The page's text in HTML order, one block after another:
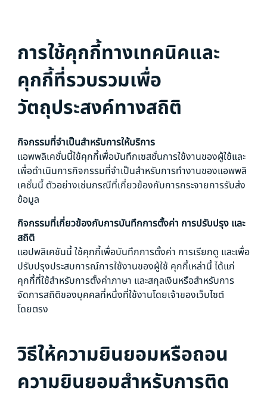
การใช้คุกกี้ทางเทคนิคและ
คุกกี้ที่รวบรวมเพื่อ
วัตถุประสงค์ทางสถิติ
กิจกรรมที่จำเป็นสำหรับการให้บริการ
แอพพลิเคชั่นนี้ใช้คุกกี้เพื่อบันทึกเซสชั่นการใช้งานของผู้ใช้และ
เพื่อดำเนินการกิจกรรมที่จำเป็นสำหรับการทำงานของแอพพลิ
เคชั่นนี้ ตัวอย่างเช่นกรณีที่เกี่ยวข้องกับการกระจายการรับส่ง
ข้อมูล
กิจกรรมที่เกี่ยวข้องกับการบันทึกการตั้งค่า การปรับปรุง และ
สถิติ
แอปพลิเคชันนี้ ใช้คุกกี้เพื่อบันทึกการตั้งค่า การเรียกดู และเพื่อ
ปรับปรุงประสบการณ์การใช้งานของผู้ใช้ คุกกี้เหล่านี้ ได้แก่
คุกกี้ที่ใช้สำหรับการตั้งค่าภาษา และสกุลเงินหรือสำหรับการ
จัดการสถิติของบุคคลที่หนึ่งที่ใช้งานโดยเจ้าของเว็บไซต์
โดยตรง
วิธีให้ความยินยอมหรือถอน
ความยินยอมสำหรับการติด